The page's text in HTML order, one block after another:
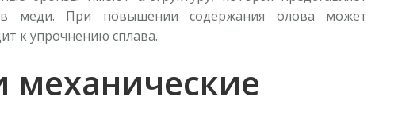
меди. При повышении содержания олова может
к упрочнению сплава.
механические